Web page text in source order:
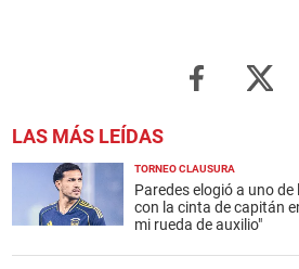
LAS MÁS LEÍDAS
TORNEO CLAUSURA
Paredes elogió a uno de
con la cinta de capitán
mi rueda de auxilio"